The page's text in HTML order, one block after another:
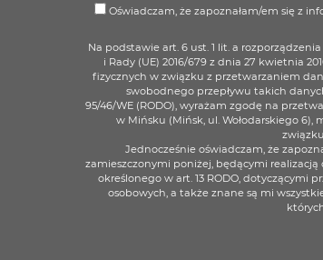
Oświadczam, że zapoznałam/em się z
Na podstawie art. 6 ust. 1 lit. a
i Rady (UE) 2016/679 z dnia 27 kwietnia
fizycznych w związku z przetwarzaniem
swobodnego przepływu takich
95/46/WE (RODO), wyrażam zgodę na
w Mińsku (Mińsk, ul. Wołodarskiego 6),
Jednocześnie oświadczam, że
zamieszczonymi poniżej, będącymi
określonego w art. 13 RODO, dotyczącymi
osobowych, a także znane są mi